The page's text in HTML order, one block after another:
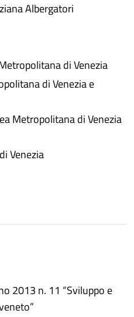
Albergatori
di Venezia
di Venezia e
Metropolitana di Venezia
Venezia
2013 n. 11 “Sviluppo e